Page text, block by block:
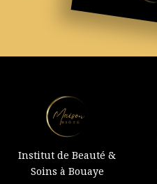
Institut de Beauté &
Soins à Bouaye